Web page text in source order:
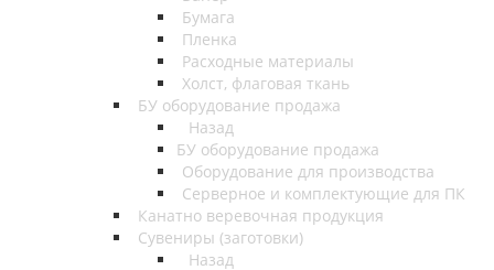
Бумага
Пленка
Расходные материалы
Холст, флаговая ткань
БУ оборудование продажа
Назад
БУ оборудование продажа
Оборудование для производства
Серверное и комплектующие для ПК
Канатно веревочная продукция
Сувениры (заготовки)
Назад